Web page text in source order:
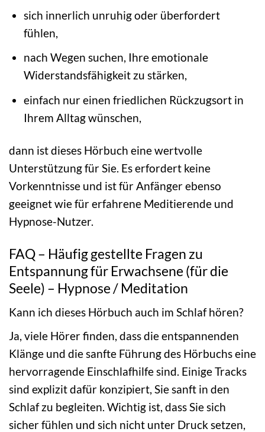
sich innerlich unruhig oder überfordert
fühlen,
nach Wegen suchen, Ihre emotionale
Widerstandsfähigkeit zu stärken,
einfach nur einen friedlichen Rückzugsort in
Ihrem Alltag wünschen,
dann ist dieses Hörbuch eine wertvolle
Unterstützung für Sie. Es erfordert keine
Vorkenntnisse und ist für Anfänger ebenso
geeignet wie für erfahrene Meditierende und
Hypnose-Nutzer.
FAQ – Häufig gestellte Fragen zu
Entspannung für Erwachsene (für die
Seele) – Hypnose / Meditation
Kann ich dieses Hörbuch auch im Schlaf hören?
Ja, viele Hörer finden, dass die entspannenden
Klänge und die sanfte Führung des Hörbuchs eine
hervorragende Einschlafhilfe sind. Einige Tracks
sind explizit dafür konzipiert, Sie sanft in den
Schlaf zu begleiten. Wichtig ist, dass Sie sich
sicher fühlen und sich nicht unter Druck setzen,